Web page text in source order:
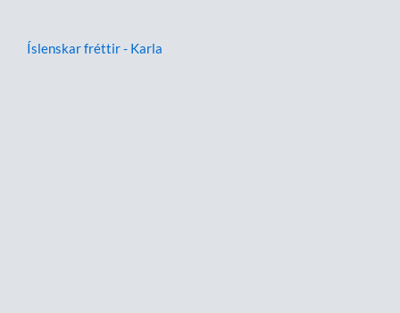
Íslenskar fréttir - Karla